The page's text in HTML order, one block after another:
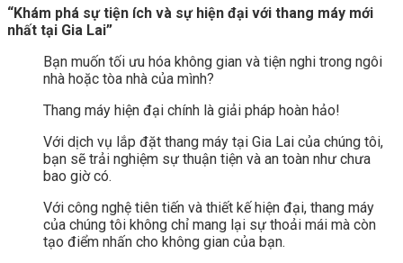
“Khám phá sự tiện ích và sự hiện đại với thang máy mới
nhất tại Gia Lai”
Bạn muốn tối ưu hóa không gian và tiện nghi trong ngôi
nhà hoặc tòa nhà của mình?
Thang máy hiện đại chính là giải pháp hoàn hảo!
Với dịch vụ lắp đặt thang máy tại Gia Lai của chúng tôi,
bạn sẽ trải nghiệm sự thuận tiện và an toàn như chưa
bao giờ có.
Với công nghệ tiên tiến và thiết kế hiện đại, thang máy
của chúng tôi không chỉ mang lại sự thoải mái mà còn
tạo điểm nhấn cho không gian của bạn.